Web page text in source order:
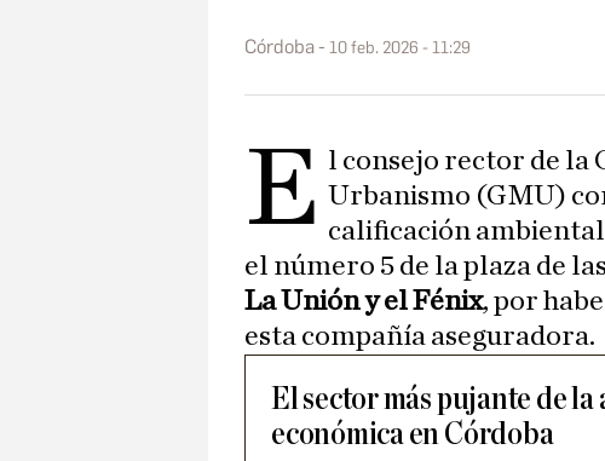
Córdoba 10 feb. 2026 - 11:29
E l consejo rector de la
Urbanismo (GMU)
calificación
el número 5 de la plaza de
La Unión y el Fénix, por
esta compañía aseguradora.
El sector más pujante de la
económica en Córdoba